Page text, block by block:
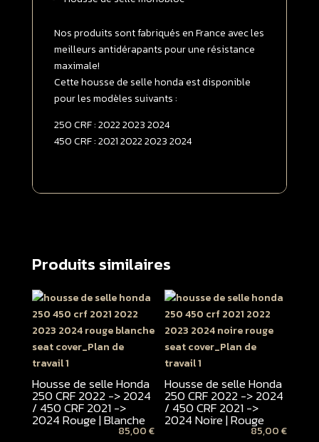
/
450
CRF
2021
-
2024
Rouge
Nos produits sont fabriqués en France avec les
meilleurs antidérapants pour une résistance
maximale!
Cette housse de selle honda est disponible
pour les modèles suivants :
250 CRF : 2022 2023 2024
450 CRF : 2021 2022 2023 2024
Produits similaires
Housse de selle Honda
250 CRF 2022 -> 2024
/ 450 CRF 2021 ->
2024 Rouge | Blanche
85,00€
Housse de selle Honda
250 CRF 2022 -> 2024
/ 450 CRF 2021 ->
2024 Noire | Rouge
85,00€